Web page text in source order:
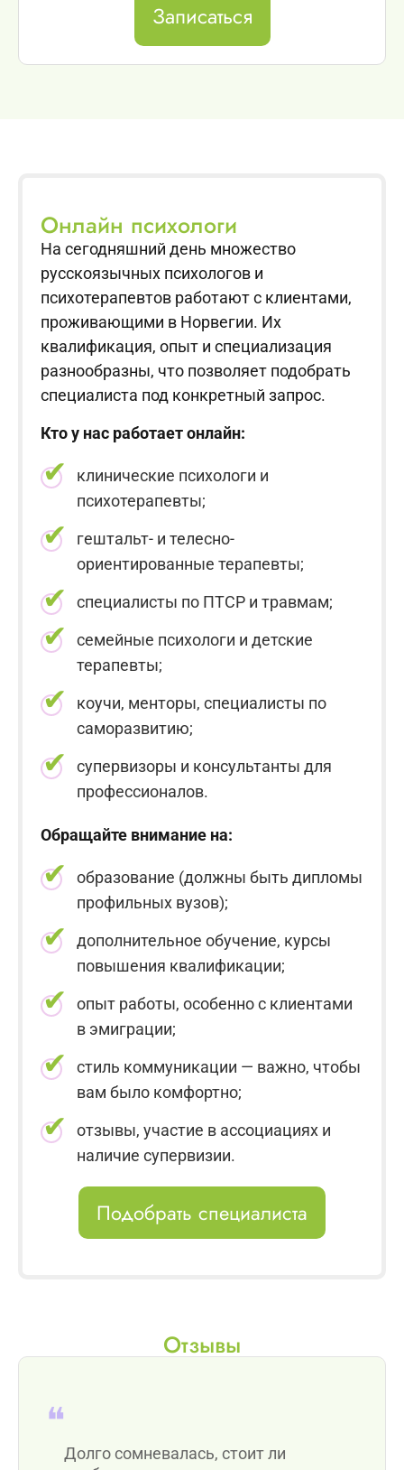
Записаться
Онлайн психологи
На сегодняшний день множество
русскоязычных психологов и
психотерапевтов работают с клиентами,
проживающими в Норвегии. Их
квалификация, опыт и специализация
разнообразны, что позволяет подобрать
специалиста под конкретный запрос.
Кто у нас работает онлайн:
клинические психологи и
психотерапевты;
гештальт- и телесно-
ориентированные терапевты;
специалисты по ПТСР и травмам;
семейные психологи и детские
терапевты;
коучи, менторы, специалисты по
саморазвитию;
супервизоры и консультанты для
профессионалов.
Обращайте внимание на:
образование (должны быть дипломы
профильных вузов);
дополнительное обучение, курсы
повышения квалификации;
опыт работы, особенно с клиентами
в эмиграции;
стиль коммуникации — важно, чтобы
вам было комфортно;
отзывы, участие в ассоциациях и
наличие супервизии.
Подобрать специалиста
Отзывы
Долго сомневалась, стоит ли